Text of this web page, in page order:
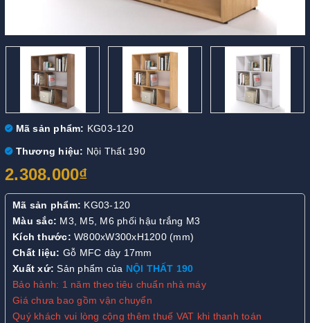
Mã sản phẩm: KG03-120
Thương hiệu: Nội Thất 190
2.308.000₫
Mã sản phẩm: KG03-120
Màu sắc: M3, M5, M6 phối hậu trắng M3
Kích thước: W800xW300xH1200 (mm)
Chất liệu: Gỗ MFC dày 17mm
Xuất xứ: Sản phẩm của NỘI THẤT 190
Bảo hành: 1 năm theo tiêu chuẩn nhà máy
Giá chưa bao gồm vận chuyển
Quý khách vui lòng cộng thêm thuế VAT khi thanh toán